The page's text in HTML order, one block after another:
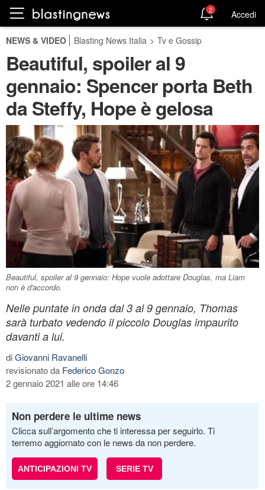
2 Accedi
NEWS & VIDEO Blasting News Italia > Tv e Gossip
Beautiful, spoiler al 9
gennaio: Spencer porta Beth
da Steffy, Hope è gelosa
Beautiful, spoiler al 9 gennaio: Hope vuole adottare Douglas, ma Liam
non è d'accordo.
Nelle puntate in onda dal 3 al 9 gennaio, Thomas
sarà turbato vedendo il piccolo Douglas impaurito
davanti a lui.
diGiovanni Ravanelli
revisionato da Federico Gonzo
2 gennaio 2021 alle ore 14:46
Non perdere le ultime news
Clicca sull’argomento che ti interessa per seguirlo. Ti
terremo aggiornato con le news da non perdere.
ANTICIPAZIONI TV SERIE TV